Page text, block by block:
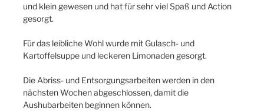
und klein gewesen und hat für sehr viel Spaß und Action
gesorgt.
Für das leibliche Wohl wurde mit Gulasch- und
Kartoffelsuppe und leckeren Limonaden gesorgt.
Die Abriss- und Entsorgungsarbeiten werden in den
nächsten Wochen abgeschlossen, damit die
Aushubarbeiten beginnen können.